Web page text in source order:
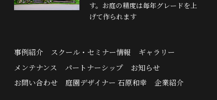
す。お庭の精度は毎年グレードを上
げて作られます
事例紹介 スクール・セミナー情報
ギャラリー
メンテナンス
パートナーシップ
お知らせ
お問い合わせ
庭園デザイナー 石原和幸 企業紹介